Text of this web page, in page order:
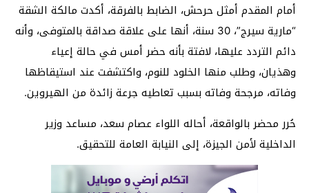
أمام المقدم أمثل حرحش، الضابط بالفرقة، أكدت مالكة الشقة
“مارية سيرج”، 30 سنة، أنها على علاقة صداقة بالمتوفى، وأنه
دائم التردد عليها، لافتة بأنه حضر أمس في حالة إعياء
وهذيان، وطلب منها الخلود للنوم، واكتشفت عند استيقاظها
وفاته، مرجحة وفاته بسبب تعاطيه جرعة زائدة من الهيروين.
حُرر محضر بالواقعة، أحاله اللواء عصام سعد، مساعد وزير
الداخلية لأمن الجيزة، إلى النيابة العامة للتحقيق.